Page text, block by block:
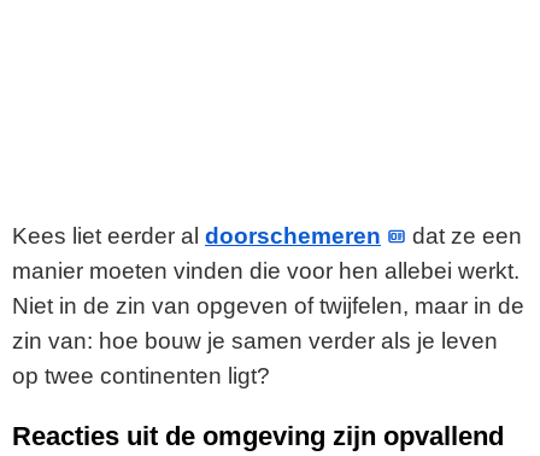
Kees liet eerder al doorschemeren
dat ze een
manier moeten vinden die voor hen allebei werkt.
Niet in de zin van opgeven of twijfelen, maar in de
zin van: hoe bouw je samen verder als je leven
op twee continenten ligt?
Reacties uit de omgeving zijn opvallend